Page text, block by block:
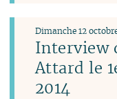
Interview
Attard le
2014
Dimanche 12